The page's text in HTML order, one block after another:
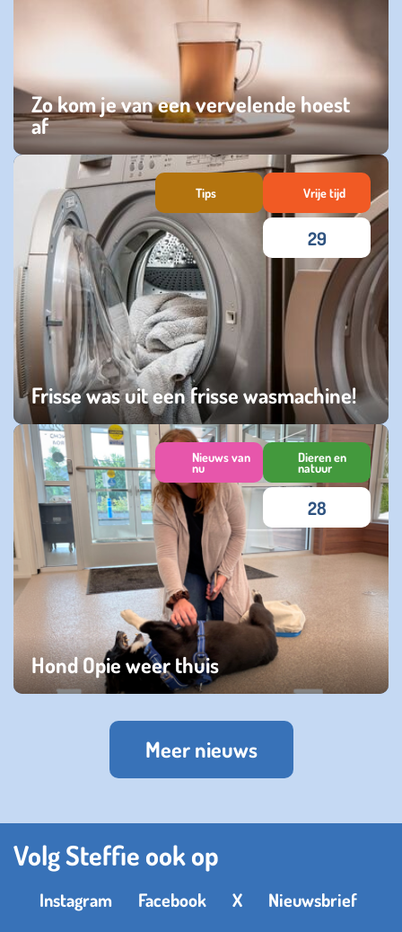
Zo kom je van een vervelende hoest
af
maandag 12 januari 2026
Frisse was uit een frisse wasmachine!
donderdag 20 november 2025
Tips Vrije tijd
29
Hond Opie weer thuis
Nieuws van
nu
Dieren en
natuur
28
Meer nieuws
Volg Steffie ook op
Instagram Facebook X Nieuwsbrief